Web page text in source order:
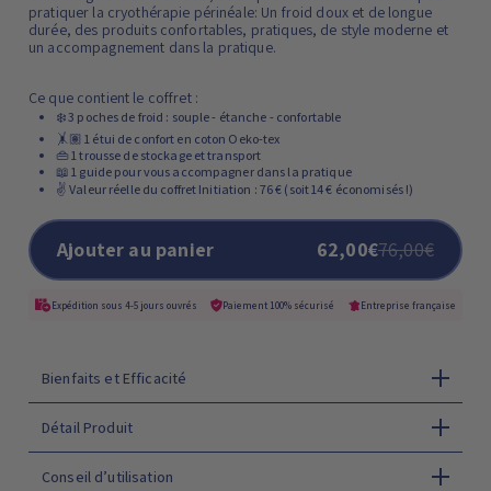
On a imaginé le coffret idéal, celui qu'on aurait aimé trouver pour
pratiquer la cryothérapie périnéale: Un froid doux et de longue
durée, des produits confortables, pratiques, de style moderne et
un accompagnement dans la pratique.
Ce que contient le coffret :
❄️ 3 poches de froid : souple - étanche - confortable
🤸🏽 1 étui de confort en coton Oeko-tex
👜 1 trousse de stockage et transport
📖 1 guide pour vous accompagner dans la pratique
✌️ Valeur réelle du coffret Initiation : 76 € (soit 14 € économisés !)
Ajouter au panier 62,00€76,00€
Expédition sous 4-5 jours ouvrés Entreprise française
Bienfaits et Efficacité
Détail Produit
Conseil d’utilisation